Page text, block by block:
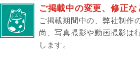
ご掲載中の変更、修正
ご掲載期間中の、弊社制作
尚、写真撮影や動画撮影は
します。